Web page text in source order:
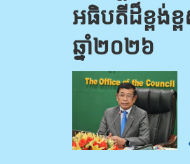
អធិបតីដ៏ខ្ពង់ខ្
ឆ្នាំ២០២៦